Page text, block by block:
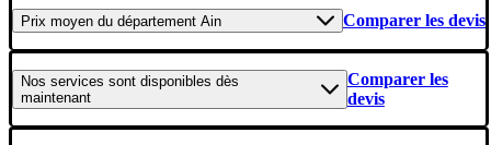
Prix moyen du département Ain Comparer les devis
Nos services sont disponibles dès
maintenant
Comparer les
devis